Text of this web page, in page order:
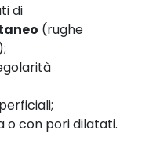
di
(rughe
o con pori dilatati.